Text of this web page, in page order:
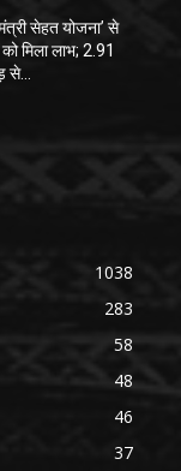
सेहत योजना’ से
मिला लाभ; 2.91
से...
1038
283
58
48
46
37